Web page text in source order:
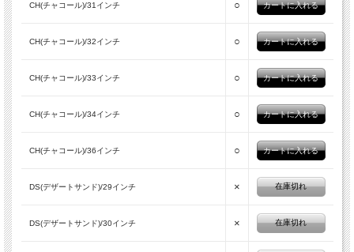
CH(チャコール)/31インチ ○
CH(チャコール)/32インチ ○
CH(チャコール)/33インチ ○
CH(チャコール)/34インチ ○
CH(チャコール)/36インチ ○
DS(デザートサンド)/29インチ × 在庫切れ
DS(デザートサンド)/30インチ × 在庫切れ